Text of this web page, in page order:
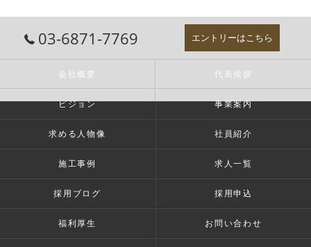
03-6871-7769 エントリーはこちら
会社概要 代表挨拶
ビジョン 事業案内
求める人物像 社員紹介
施工事例 求人一覧
採用ブログ 採用申込
福利厚生 お問い合わせ